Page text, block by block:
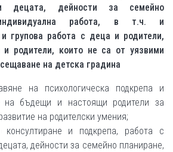
децата, дейности за семейно
работа, в т.ч. и
групова работа с деца и родители,
родители, които не са от уязвими
на детска градина
на психологическа подкрепа и
на бъдещи и настоящи родители за
на родителски умения;
и подкрепа, работа с
дейности за семейно планиране,